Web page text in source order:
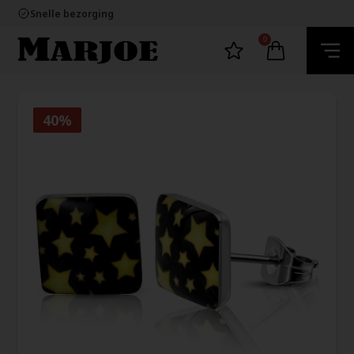
Snelle bezorging
100% nikkelvrij sieraden
60 dagen retour
Snelle bezorging
0
40%